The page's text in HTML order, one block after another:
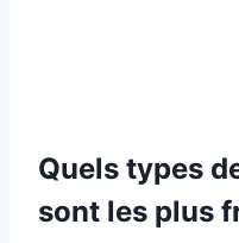
Quels types
sont les plus